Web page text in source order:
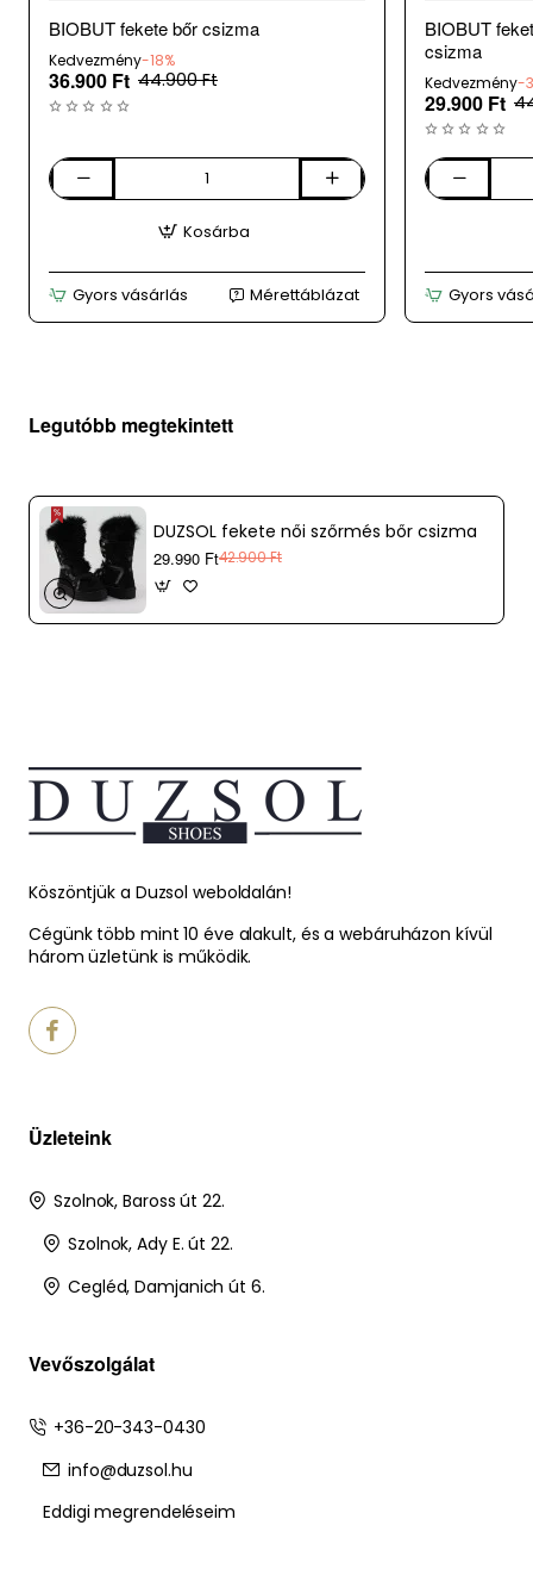
BIOBUT fekete bőr csizma
Kedvezmény-18%
36.900 Ft 44.900 Ft
BIOBUT
Kosárba
Gyors vásárlás Mérettáblázat
BIOBUT
csizma
Kedvezmény-
29.900 Ft
BIOBUT
hosszú
szárú
csizma
Gyors
Legutóbb megtekintett
DUZSOL fekete női szőrmés bőr csizma
29.990 Ft42.900 Ft
Köszöntjük a Duzsol weboldalán!
Cégünk több mint 10 éve alakult, és a webáruházon kívül
három üzletünk is működik.
Üzleteink
Szolnok, Baross út 22.
Szolnok, Ady E. út 22.
Cegléd, Damjanich út 6.
Vevőszolgálat
+36-20-343-0430
info@duzsol.hu
Eddigi megrendeléseim